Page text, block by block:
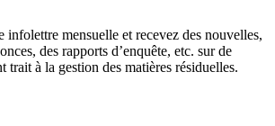
infolettre mensuelle et recevez des nouvelles,
des rapports d’enquête, etc. sur de
trait à la gestion des matières résiduelles.